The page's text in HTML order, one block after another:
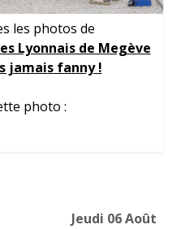
les photos de
Lyonnais de Megève
jamais fanny !
photo :
Jeudi 06 Août